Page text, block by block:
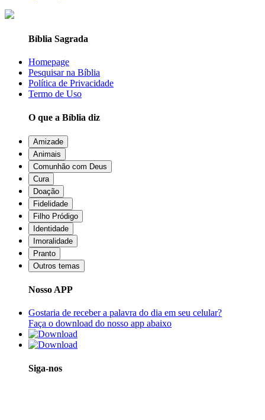
Bíblia Sagrada
Homepage
Pesquisar na Bíblia
Política de Privacidade
Termo de Uso
O que a Bíblia diz
Amizade
Animais
Comunhão com Deus
Cura
Doação
Fidelidade
Filho Pródigo
Identidade
Imoralidade
Pranto
Outros temas
Nosso APP
Gostaria de receber a palavra do dia em seu celular?
Faça o download do nosso app abaixo
Siga-nos